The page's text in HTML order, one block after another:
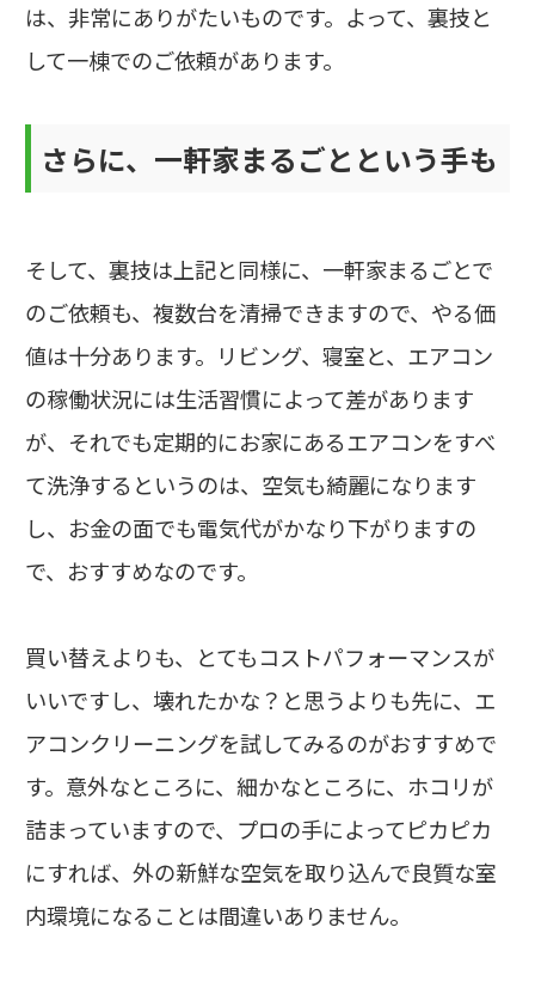
は、非常にありがたいものです。よって、裏技と
して一棟でのご依頼があります。
さらに、一軒家まるごとという手も
そして、裏技は上記と同様に、一軒家まるごとで
のご依頼も、複数台を清掃できますので、やる価
値は十分あります。リビング、寝室と、エアコン
の稼働状況には生活習慣によって差があります
が、それでも定期的にお家にあるエアコンをすべ
て洗浄するというのは、空気も綺麗になります
し、お金の面でも電気代がかなり下がりますの
で、おすすめなのです。
買い替えよりも、とてもコストパフォーマンスが
いいですし、壊れたかな？と思うよりも先に、エ
アコンクリーニングを試してみるのがおすすめで
す。意外なところに、細かなところに、ホコリが
詰まっていますので、プロの手によってピカピカ
にすれば、外の新鮮な空気を取り込んで良質な室
内環境になることは間違いありません。